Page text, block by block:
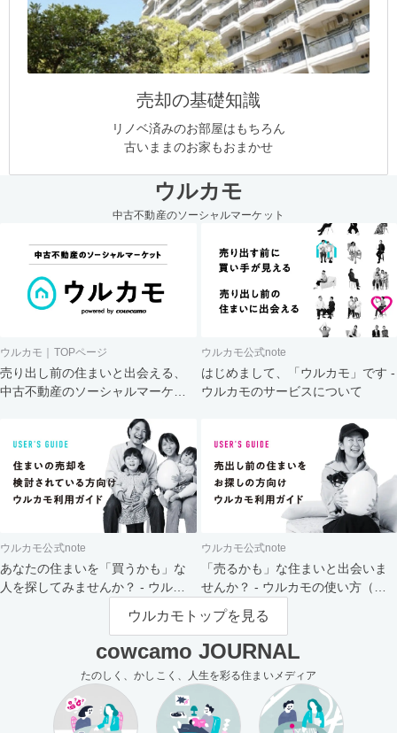
売却の基礎知識
リノベ済みのお部屋はもちろん
古いままのお家もおまかせ
ウルカモ
中古不動産のソーシャルマーケット
ウルカモ｜TOPページ
売り出し前の住まいと出会える、
中古不動産のソーシャルマーケッ
ウルカモ公式note
はじめまして、「ウルカモ」です -
ウルカモのサービスについて
ウルカモ公式note
あなたの住まいを「買うかも」な
人を探してみませんか？ - ウルカ
ウルカモ公式note
「売るかも」な住まいと出会いま
せんか？ - ウルカモの使い方（買
主さま向け）
ウルカモトップを見る
cowcamo JOURNAL
たのしく、かしこく、人生を彩る住まいメディア